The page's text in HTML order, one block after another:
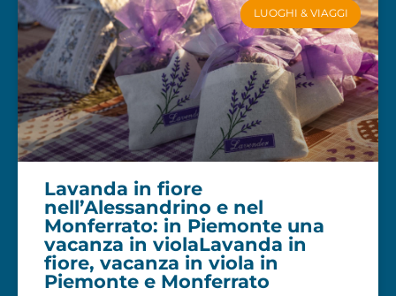
LUOGHI & VIAGGI
Lavanda in fiore
nell’Alessandrino e nel
Monferrato: in Piemonte una
vacanza in violaLavanda in
fiore, vacanza in viola in
Piemonte e Monferrato